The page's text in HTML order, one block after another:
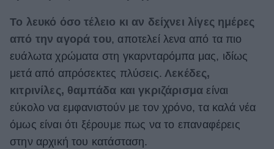
Χωρίς Ταμπέλες
Women's Forum
Hautes Grecians
Το λευκό όσο τέλειο κι αν δείχνει λίγες ημέρες
από την αγορά του, αποτελεί λενα από τα πιο
ευάλωτα χρώματα στη γκαρνταρόμπα μας, ιδίως
μετά από απρόσεκτες πλύσεις. Λεκέδες,
κιτρινίλες, θαμπάδα και γκριζάρισμα είναι
εύκολο να εμφανιστούν με τον χρόνο, τα καλά νέα
όμως είναι ότι ξέρουμε πως να το επαναφέρεις
στην αρχική του κατάσταση.